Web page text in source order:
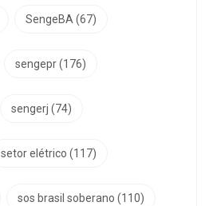
SengeBA(67)
sengepr(176)
sengerj (74)
setor elétrico (117)
sos brasil soberano (110)